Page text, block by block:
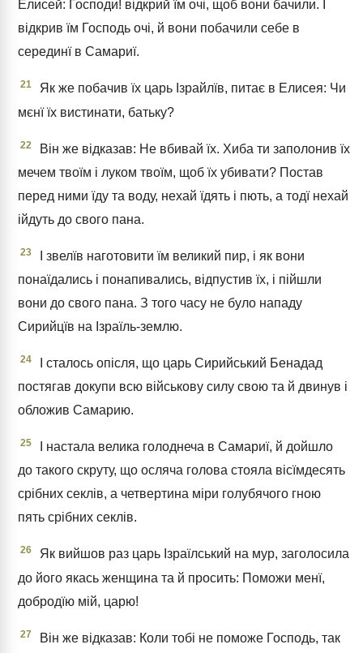
Елисей: Господи! відкрий їм очі, щоб вони бачили. І
відкрив їм Господь очі, й вони побачили себе в
серединї в Самариї.
21
Як же побачив їх царь Ізрайлїв, питає в Елисея: Чи
мєнї їх вистинати, батьку?
22
Він же відказав: Не вбивай їх. Хиба ти заполонив їх
мечем твоїм і луком твоїм, щоб їх убивати? Постав
перед ними їду та воду, нехай їдять і пють, а тодї нехай
ійдуть до свого пана.
23
І звелїв наготовити їм великий пир, і як вони
понаїдались і понапивались, відпустив їх, і пійшли
вони до свого пана. З того часу не було нападу
Сирийцїв на Ізраїль-землю.
24
І сталось опісля, що царь Сирийський Бенадад
постягав докупи всю військову силу свою та й двинув і
обложив Самарию.
25
І настала велика голоднеча в Самариї, й дойшло
до такого скруту, що осляча голова стояла вісїмдесять
срібних секлів, а четвертина міри голубячого гною
пять срібних секлів.
26
Як вийшов раз царь Ізраїлський на мур, заголосила
до його якась женщина та й просить: Поможи менї,
добродїю мій, царю!
27
Він же відказав: Коли тобі не поможе Господь, так